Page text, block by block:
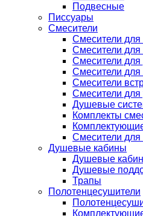
Подвесные
Писсуары
Смесители
Смесители для
Смесители для
Смесители
Смесители для
Смесители
Смесители
Душевые
Комплекты
Смесители
Душевые кабины
Душевые
Душевые
Трапы
Полотенцесушители